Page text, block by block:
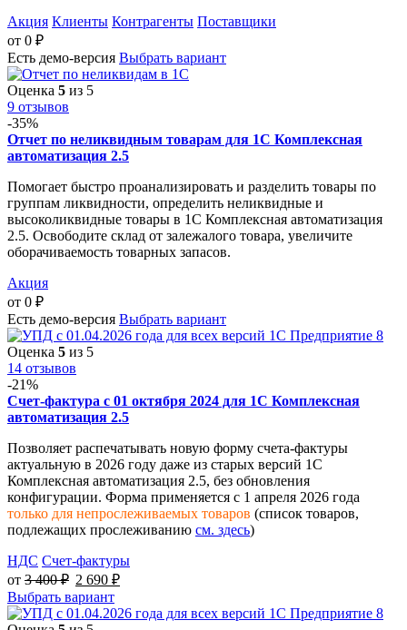
Акция Клиенты Контрагенты Поставщики
от 0 ₽
Есть демо-версия Выбрать вариант
Оценка 5 из 5
9 отзывов
-35%
Отчет по неликвидным товарам для 1С Комплексная
автоматизация 2.5
Помогает быстро проанализировать и разделить товары по
группам ликвидности, определить неликвидные и
высоколиквидные товары в 1С Комплексная автоматизация
2.5. Освободите склад от залежалого товара, увеличите
оборачиваемость товарных запасов.
Акция
от 0 ₽
Есть демо-версия Выбрать вариант
Оценка 5 из 5
14 отзывов
-21%
Счет-фактура с 01 октября 2024 для 1С Комплексная
автоматизация 2.5
Позволяет распечатывать новую форму счета-фактуры
актуальную в 2026 году даже из старых версий 1С
Комплексная автоматизация 2.5, без обновления
конфигурации. Форма применяется с 1 апреля 2026 года
только для непрослеживаемых товаров (список товаров,
подлежащих прослеживанию см. здесь)
НДС Счет-фактуры
от 3 400₽ 2 690 ₽
Выбрать вариант